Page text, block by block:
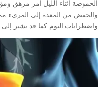
الحموضة أثناء الليل أمر مرهق
والحمض من المعدة إلى المريء
واضطرابات النوم كما قد يشير